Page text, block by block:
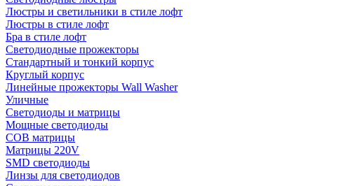
Люстры и светильники в стиле лофт
Люстры в стиле лофт
Бра в стиле лофт
Светодиодные прожекторы
Стандартный и тонкий корпус
Круглый корпус
Линейные прожекторы Wall Washer
Уличные
Светодиоды и матрицы
Мощные светодиоды
COB матрицы
Матрицы 220V
SMD светодиоды
Линзы для светодиодов